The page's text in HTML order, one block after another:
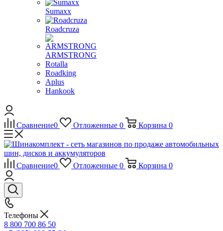
Sumaxx
Roadcruza
ARMSTRONG
Rotalla
Roadking
Aplus
Hankook
Сравнение0 Отложенные 0 Корзина 0
Сравнение0 Отложенные 0 Корзина 0
Телефоны
8 800 700 86 50